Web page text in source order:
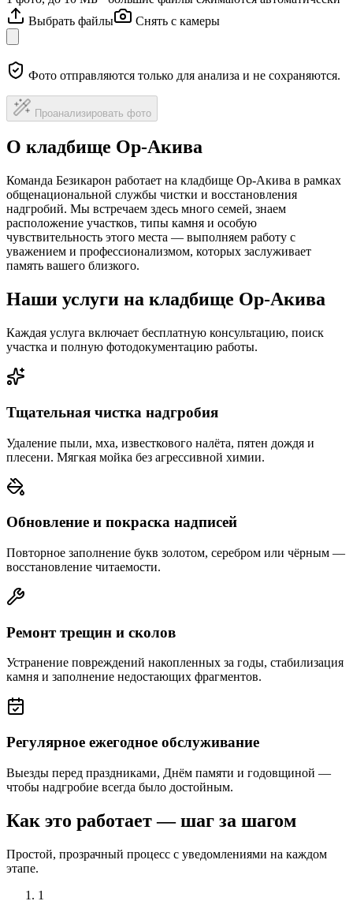
Выбрать файлы
Снять с камеры
Фото отправляются только для анализа и не сохраняются.
Проанализировать фото
О кладбище Ор-Акива
Команда Безикарон работает на кладбище Ор-Акива в рамках
общенациональной службы чистки и восстановления
надгробий. Мы встречаем здесь много семей, знаем
расположение участков, типы камня и особую
чувствительность этого места — выполняем работу с
уважением и профессионализмом, которых заслуживает
память вашего близкого.
Наши услуги на кладбище Ор-Акива
Каждая услуга включает бесплатную консультацию, поиск
участка и полную фотодокументацию работы.
Тщательная чистка надгробия
Удаление пыли, мха, известкового налёта, пятен дождя и
плесени. Мягкая мойка без агрессивной химии.
Обновление и покраска надписей
Повторное заполнение букв золотом, серебром или чёрным —
восстановление читаемости.
Ремонт трещин и сколов
Устранение повреждений накопленных за годы, стабилизация
камня и заполнение недостающих фрагментов.
Регулярное ежегодное обслуживание
Выезды перед праздниками, Днём памяти и годовщиной —
чтобы надгробие всегда было достойным.
Как это работает — шаг за шагом
Простой, прозрачный процесс с уведомлениями на каждом
этапе.
1